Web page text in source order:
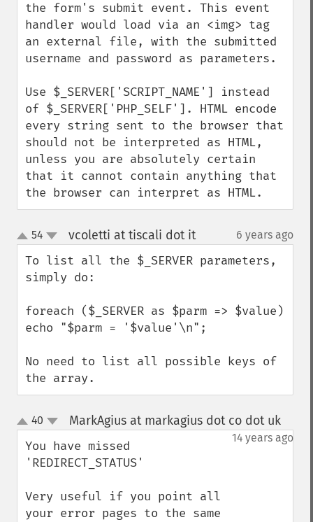
the form's submit event. This event
handler would load via an <img> tag
an external file, with the submitted
username and password as parameters.
Use $_SERVER['SCRIPT_NAME'] instead
of $_SERVER['PHP_SELF']. HTML encode
every string sent to the browser that
should not be interpreted as HTML,
unless you are absolutely certain
that it cannot contain anything that
the browser can interpret as HTML.
up
down
54 vcoletti at tiscali dot it¶ 6 years ago
To list all the $_SERVER parameters,
simply do:
foreach ($_SERVER as $parm => $value)
echo "$parm = '$value'\n";
No need to list all possible keys of
the array.
up
down
40 MarkAgius at markagius dot co dot uk¶
14 years ago
You have missed
'REDIRECT_STATUS'
Very useful if you point all
your error pages to the same